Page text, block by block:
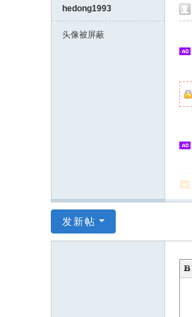
hedong1993
头像被屏蔽
发新帖